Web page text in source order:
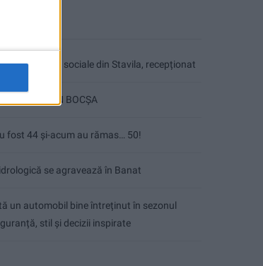
de locuințe sociale din Stavila, recepționat
APĂ ÎN BOCȘA
fost 44 și-acum au rămas… 50!
se agravează în Banat
un automobil bine întreținut în sezonul
stil și decizii inspirate